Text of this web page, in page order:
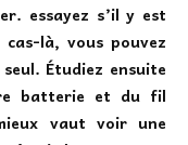
essayez s’il y est
là, vous pouvez
Étudiez ensuite
batterie et du fil
vaut voir une